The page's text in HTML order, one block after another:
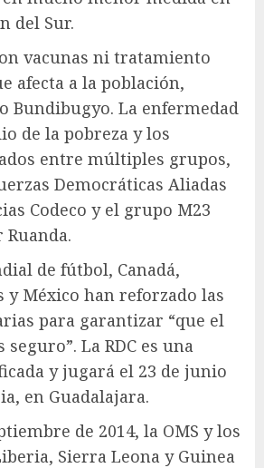
del Sur.
vacunas ni tratamiento
afecta a la población,
Bundibugyo. La enfermedad
de la pobreza y los
entre múltiples grupos,
Democráticas Aliadas
Codeco y el grupo M23
de fútbol, Canadá,
y México han reforzado las
para garantizar “que el
La RDC es una
y jugará el 23 de junio
en Guadalajara.
de 2014, la OMS y los
Sierra Leona y Guinea